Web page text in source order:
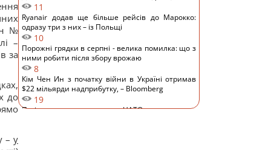
№
–
за
до
– у
11
Ryanair додав ще більше рейсів до Марокко:
одразу три з них – із Польщі
10
Порожні грядки в серпні - велика помилка: що з
ними робити після збору врожаю
8
Кім Чен Ин з початку війни в Україні отримав
$22 мільярди надприбутку, – Bloomberg
19
Путін може напасти на НАТО вже восени: